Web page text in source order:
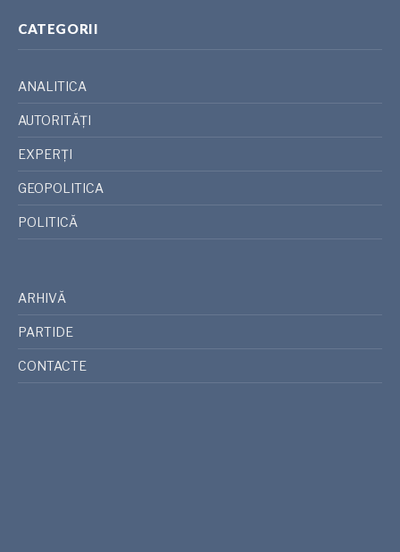
CATEGORII
ANALITICA
AUTORITĂȚI
EXPERȚI
GEOPOLITICA
POLITICĂ
ARHIVĂ
PARTIDE
CONTACTE